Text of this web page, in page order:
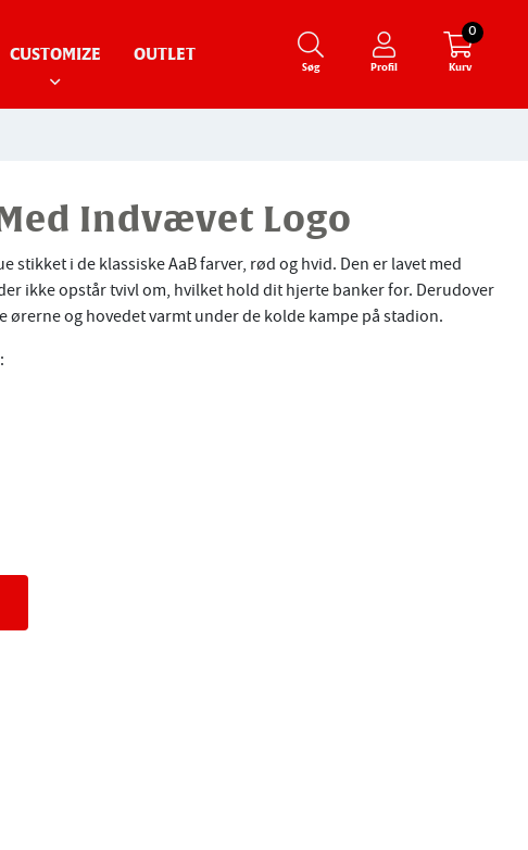
CUSTOMIZE OUTLET
Søg Profil Kurv
0
Indvævet Logo
stikket i de klassiske AaB farver, rød og hvid. Den er lavet med
ikke opstår tvivl om, hvilket hold dit hjerte banker for. Derudover
ørerne og hovedet varmt under de kolde kampe på stadion.